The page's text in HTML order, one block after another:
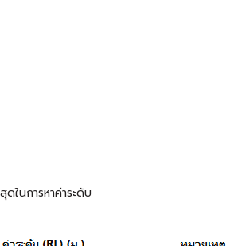
ในการหาค่าระดับ